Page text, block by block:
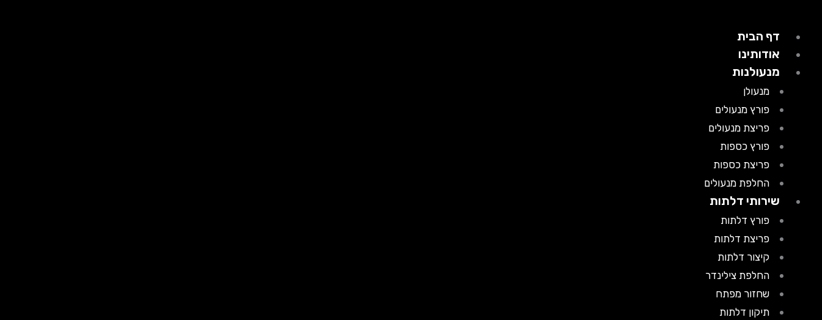
דף הבית
אודותינו
מנעולנות
מנעולן
פורץ מנעולים
פריצת מנעולים
פורץ כספות
פריצת כספות
החלפת מנעולים
שירותי דלתות
פורץ דלתות
פריצת דלתות
קיצור דלתות
החלפת צילינדר
שחזור מפתח
תיקון דלתות